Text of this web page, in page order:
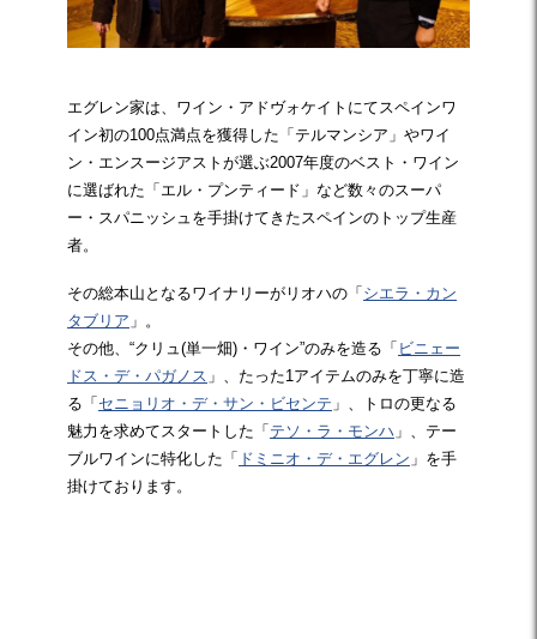
エグレン家は、ワイン・アドヴォケイトにてスペインワ
イン初の100点満点を獲得した「テルマンシア」やワイ
ン・エンスージアストが選ぶ2007年度のベスト・ワイン
に選ばれた「エル・プンティード」など数々のスーパ
ー・スパニッシュを手掛けてきたスペインのトップ生産
者。
その総本山となるワイナリーがリオハの「 シエラ・カン
タブリア 」。
その他、“クリュ(単一畑)・ワイン”のみを造る「 ビニェー
ドス・デ・パガノス 」、たった1アイテムのみを丁寧に造
る「 セニョリオ・デ・サン・ビセンテ 」、トロの更なる
魅力を求めてスタートした「 テソ・ラ・モンハ 」、テー
ブルワインに特化した「 ドミニオ・デ・エグレン 」を手
掛けております。